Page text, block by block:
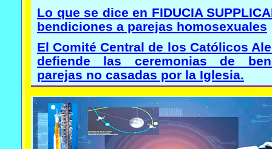
Lo que se dice en FIDUCIA
bendiciones a parejas homosexuales
El Comité Central de los Católicos
defiende las ceremonias de
parejas no casadas por la Iglesia.